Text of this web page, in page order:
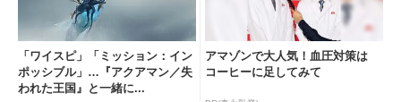
「ワイスピ」「ミッション：イン
ポッシブル」…『アクアマン／失
われた王国』と一緒に...
アマゾンで大人気！血圧対策は
コーヒーに足してみて